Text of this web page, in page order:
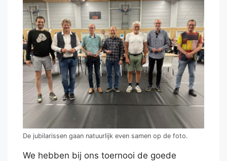
De jubilarissen gaan natuurlijk even samen op de foto.
We hebben bij ons toernooi de goede